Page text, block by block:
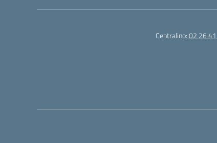
Centralino:02 26